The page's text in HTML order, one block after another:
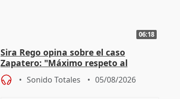
06:18
Sira Rego opina sobre el caso
Zapatero: "Máximo respeto al
proceso judicial"
Sonido Totales 05/08/2026